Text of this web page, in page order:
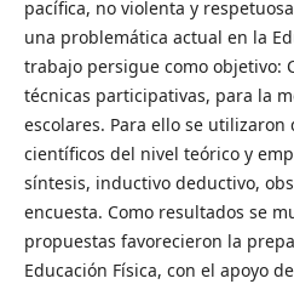
pacífica, no violenta y
una problemática actual en la
trabajo persigue como objetivo:
técnicas participativas, para la
escolares. Para ello se
científicos del nivel teórico y
síntesis, inductivo deductivo,
encuesta. Como resultados se
propuestas favorecieron la
Educación Física, con el apoyo